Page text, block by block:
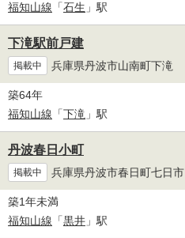
福知山線 「石生 」駅
下滝駅前戸建
掲載中 兵庫県丹波市山南町下滝
築64年
福知山線 「下滝 」駅
丹波春日小町
掲載中 兵庫県丹波市春日町七日市
築1年未満
福知山線 「黒井 」駅